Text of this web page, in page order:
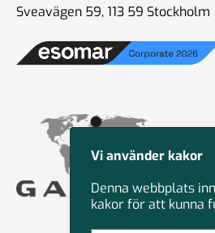
Sveavägen 59, 113 59 Stockholm
Vi använder kakor
Denna webbplats
kakor för att kunna